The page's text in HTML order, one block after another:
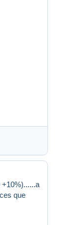
que